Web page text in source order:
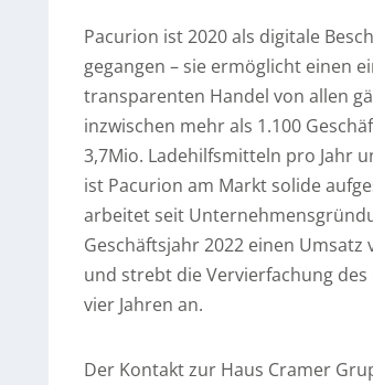
Pacurion ist 2020 als digitale
gegangen – sie ermöglicht einen
transparenten Handel von allen
inzwischen mehr als 1.100
3,7Mio. Ladehilfsmitteln pro Jahr
ist Pacurion am Markt solide
arbeitet seit
Geschäftsjahr 2022 einen
und strebt die Vervierfachung
vier Jahren an.
Der Kontakt zur Haus Cramer